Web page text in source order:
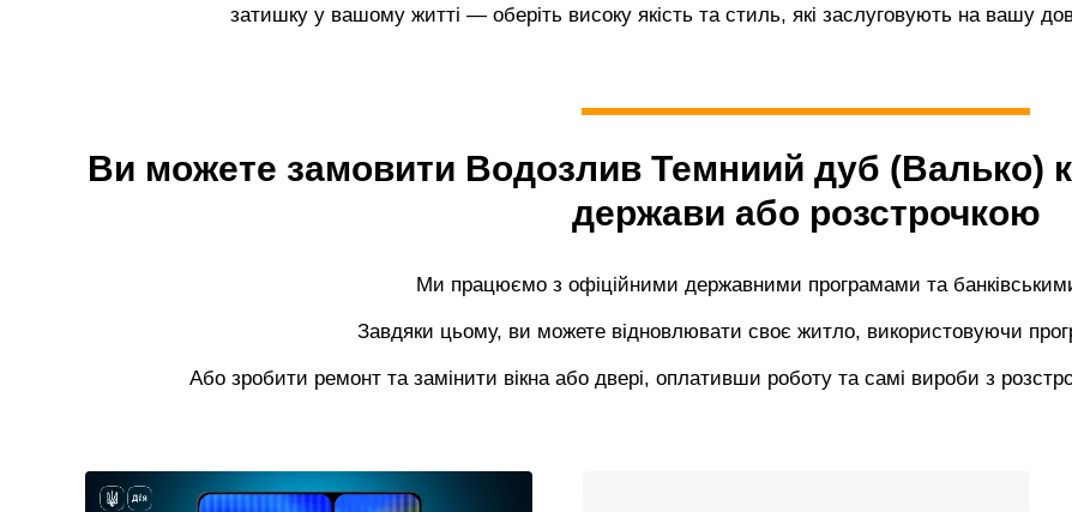
затишку у вашому житті — оберіть високу якість та стиль, які заслуговують на вашу
Ви можете замовити Водозлив Темниий дуб (Валько)
держави або розстрочкою
Ми працюємо з офіційними державними програмами та
Завдяки цьому, ви можете відновлювати своє житло, використовуючи
Або зробити ремонт та замінити вікна або двері, оплативши роботу та самі вироби з